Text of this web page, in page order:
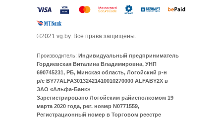
Производитель: Индивидуальный предприниматель
Гордиевская Виталина Владимировна, УНП
690745231, РБ, Минская область, Логойский р-н
р/с BY77ALFA30132421410010270000 ALFABY2X в
ЗАО «Альфа-Банк»
Зарегистрировано Логойским райисполкомом 19
марта 2020 года, рег. номер N0771559,
Регистрационный номер в Торговом реестре
©2021 vg.by. Все права защищены.